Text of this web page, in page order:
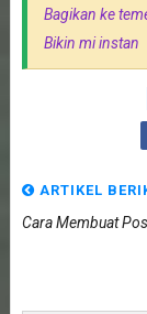
Bagikan ke
Bikin mi instan
ARTIKEL
Cara Membuat